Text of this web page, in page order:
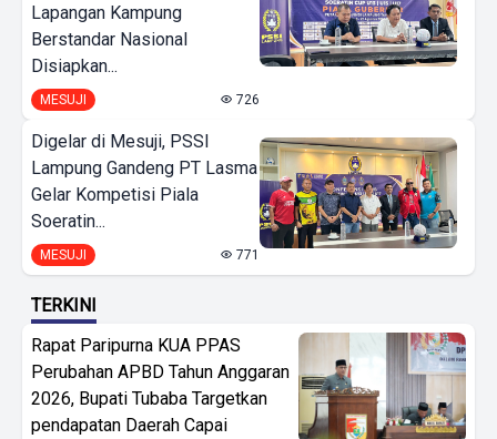
Lapangan Kampung
Berstandar Nasional
Disiapkan...
MESUJI 726
Digelar di Mesuji, PSSI
Lampung Gandeng PT Lasma
Gelar Kompetisi Piala
Soeratin...
MESUJI 771
TERKINI
Rapat Paripurna KUA PPAS
Perubahan APBD Tahun Anggaran
2026, Bupati Tubaba Targetkan
pendapatan Daerah Capai